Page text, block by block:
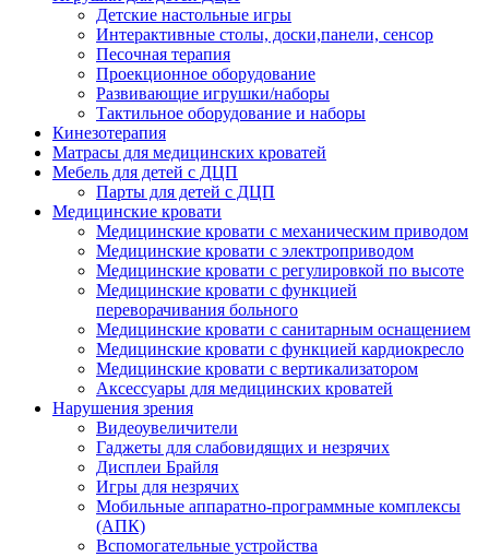
Детские настольные игры
Интерактивные столы, доски,панели, сенсор
Песочная терапия
Проекционное оборудование
Развивающие игрушки/наборы
Тактильное оборудование и наборы
Кинезотерапия
Матрасы для медицинских кроватей
Мебель для детей с ДЦП
Парты для детей с ДЦП
Медицинские кровати
Медицинские кровати с механическим приводом
Медицинские кровати с электроприводом
Медицинские кровати с регулировкой по высоте
Медицинские кровати с функцией
переворачивания больного
Медицинские кровати с санитарным оснащением
Медицинские кровати с функцией кардиокресло
Медицинские кровати с вертикализатором
Аксессуары для медицинских кроватей
Нарушения зрения
Видеоувеличители
Гаджеты для слабовидящих и незрячих
Дисплеи Брайля
Игры для незрячих
Мобильные аппаратно-программные комплексы
(АПК)
Вспомогательные устройства